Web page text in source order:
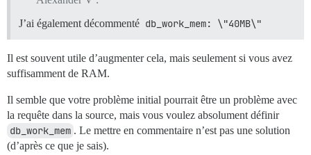
J’ai également décommenté db_work_mem: \"40MB\"
Il est souvent utile d’augmenter cela, mais seulement si vous avez
suffisamment de RAM.
Il semble que votre problème initial pourrait être un problème avec
la requête dans la source, mais vous voulez absolument définir
db_work_mem . Le mettre en commentaire n’est pas une solution
(d’après ce que je sais).